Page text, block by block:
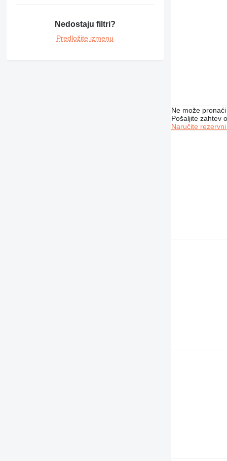
Nedostaju filtri?
Predložite izmenu
Ne može
Pošaljite zahtev
Naručite